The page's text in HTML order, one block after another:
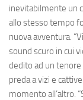
inevitabilmente un
allo stesso tempo
nuova avventura. “
sound scuro in cui
dedito ad un tenore
preda a vizi e
momento all’altro. “